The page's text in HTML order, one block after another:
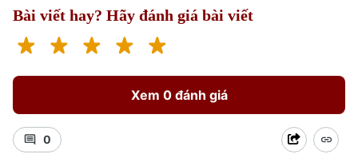
Bài viết hay? Hãy đánh giá bài viết
Xem 0 đánh giá
0